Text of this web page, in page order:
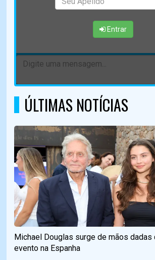
Entrar
ÚLTIMAS NOTÍCIAS
Michael Douglas surge de mãos dadas
evento na Espanha